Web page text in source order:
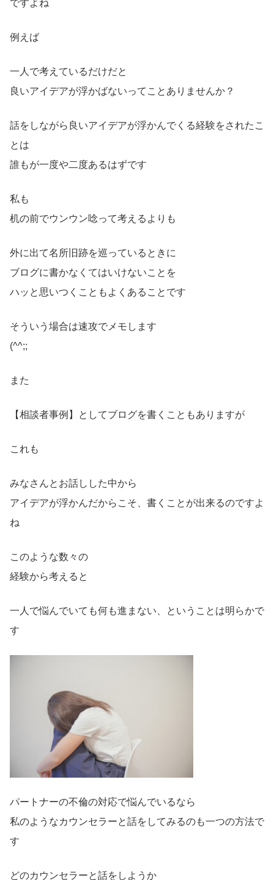
ですよね
例えば
一人で考えているだけだと
良いアイデアが浮かばないってことありませんか？
話をしながら良いアイデアが浮かんでくる経験をされたこ
とは
誰もが一度や二度あるはずです
私も
机の前でウンウン唸って考えるよりも
外に出て名所旧跡を巡っているときに
ブログに書かなくてはいけないことを
ハッと思いつくこともよくあることです
そういう場合は速攻でメモします
(^^;;
また
【相談者事例】としてブログを書くこともありますが
これも
みなさんとお話しした中から
アイデアが浮かんだからこそ、書くことが出来るのですよ
ね
このような数々の
経験から考えると
一人で悩んでいても何も進まない、ということは明らかで
す
パートナーの不倫の対応で悩んでいるなら
私のようなカウンセラーと話をしてみるのも一つの方法で
す
どのカウンセラーと話をしようか